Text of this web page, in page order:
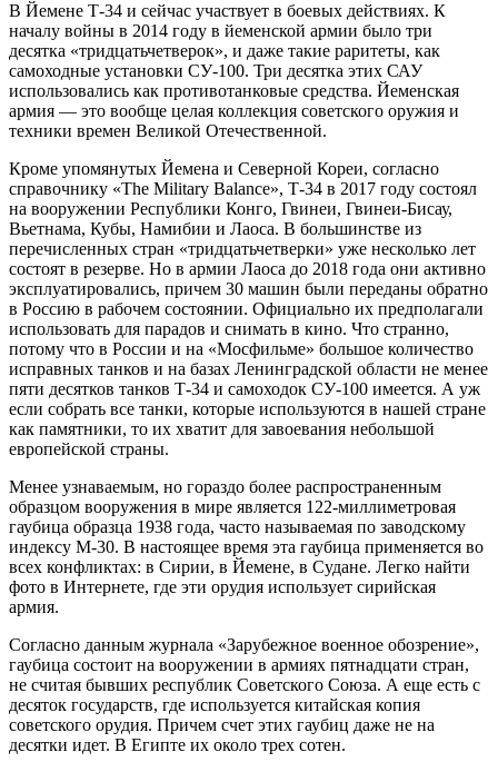
В Йемене Т-34 и сейчас участвует в боевых действиях. К
началу войны в 2014 году в йеменской армии было три
десятка «тридцатьчетверок», и даже такие раритеты, как
самоходные установки СУ-100. Три десятка этих САУ
использовались как противотанковые средства. Йеменская
армия — это вообще целая коллекция советского оружия и
техники времен Великой Отечественной.
Кроме упомянутых Йемена и Северной Кореи, согласно
справочнику «The Military Balance», Т-34 в 2017 году состоял
на вооружении Республики Конго, Гвинеи, Гвинеи-Бисау,
Вьетнама, Кубы, Намибии и Лаоса. В большинстве из
перечисленных стран «тридцатьчетверки» уже несколько лет
состоят в резерве. Но в армии Лаоса до 2018 года они активно
эксплуатировались, причем 30 машин были переданы обратно
в Россию в рабочем состоянии. Официально их предполагали
использовать для парадов и снимать в кино. Что странно,
потому что в России и на «Мосфильме» большое количество
исправных танков и на базах Ленинградской области не менее
пяти десятков танков Т-34 и самоходок СУ-100 имеется. А уж
если собрать все танки, которые используются в нашей стране
как памятники, то их хватит для завоевания небольшой
европейской страны.
Менее узнаваемым, но гораздо более распространенным
образцом вооружения в мире является 122-миллиметровая
гаубица образца 1938 года, часто называемая по заводскому
индексу М-30. В настоящее время эта гаубица применяется во
всех конфликтах: в Сирии, в Йемене, в Судане. Легко найти
фото в Интернете, где эти орудия использует сирийская
армия.
Согласно данным журнала «Зарубежное военное обозрение»,
гаубица состоит на вооружении в армиях пятнадцати стран,
не считая бывших республик Советского Союза. А еще есть с
десяток государств, где используется китайская копия
советского орудия. Причем счет этих гаубиц даже не на
десятки идет. В Египте их около трех сотен.